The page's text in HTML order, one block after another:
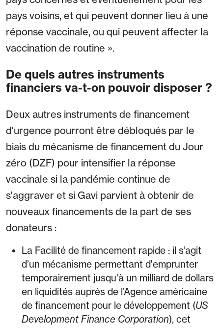
pays voisins, et qui peuvent donner lieu à une
réponse vaccinale, ou qui peuvent affecter la
vaccination de routine ».
De quels autres instruments
financiers va-t-on pouvoir disposer ?
Deux autres instruments de financement
d'urgence pourront être débloqués par le
biais du mécanisme de financement du Jour
zéro (DZF) pour intensifier la réponse
vaccinale si la pandémie continue de
s'aggraver et si Gavi parvient à obtenir de
nouveaux financements de la part de ses
donateurs :
La Facilité de financement rapide : il s’agit
d’un mécanisme permettant d'emprunter
temporairement jusqu'à un milliard de dollars
en liquidités auprès de l’Agence américaine
de financement pour le développement (US
Development Finance Corporation), cet